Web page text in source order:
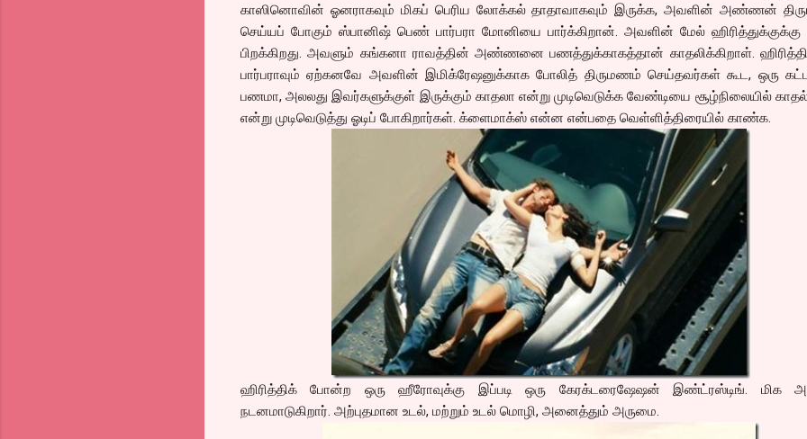
காஸினொவின் ஓனராகவும் மிகப் பெரிய லோக்கல் தாதாவாகவும் இருக்க, அவளின் அண்ணன்
செய்யப் போகும் ஸ்பானிஷ் பெண் பார்பரா மோனியை பார்க்கிறான். அவளின் மேல் ஹிரித்துக்குக்கு
பிறக்கிறது. அவளும் கங்கனா ராவத்தின் அண்ணனை பணத்துக்காகத்தான் காதலிக்கிறாள்.
பார்பராவும் ஏற்கனவே அவளின் இமிக்ரேஷனுக்காக போலித் திருமணம் செய்தவர்கள் கூட, ஒரு
பணமா, அலலது இவர்களுக்குள் இருக்கும் காதலா என்று முடிவெடுக்க வேண்டியை சூழ்நிலையில்
என்று முடிவெடுத்து ஓடிப் போகிறார்கள். க்ளைமாக்ஸ் என்ன என்பதை வெள்ளித்திரையில் காண்க.
ஹிரித்திக் போன்ற ஒரு ஹீரோவுக்கு இப்படி ஒரு கேரக்டரைஷேஷன் இண்ட்ரஸ்டிங். மிக
நடனமாடுகிறார். அற்புதமான உடல், மற்றும் உடல் மொழி, அனைத்தும் அருமை.